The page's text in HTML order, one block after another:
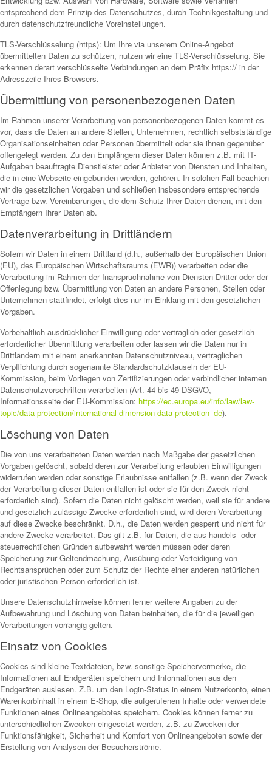
entsprechend dem Prinzip des Datenschutzes, durch Technikgestaltung und
durch datenschutzfreundliche Voreinstellungen.
TLS-Verschlüsselung (https): Um Ihre via unserem Online-Angebot
übermittelten Daten zu schützen, nutzen wir eine TLS-Verschlüsselung. Sie
erkennen derart verschlüsselte Verbindungen an dem Präfix https:// in der
Adresszeile Ihres Browsers.
Übermittlung von personenbezogenen Daten
Im Rahmen unserer Verarbeitung von personenbezogenen Daten kommt es
vor, dass die Daten an andere Stellen, Unternehmen, rechtlich selbstständige
Organisationseinheiten oder Personen übermittelt oder sie ihnen gegenüber
offengelegt werden. Zu den Empfängern dieser Daten können z.B. mit IT-
Aufgaben beauftragte Dienstleister oder Anbieter von Diensten und Inhalten,
die in eine Webseite eingebunden werden, gehören. In solchen Fall beachten
wir die gesetzlichen Vorgaben und schließen insbesondere entsprechende
Verträge bzw. Vereinbarungen, die dem Schutz Ihrer Daten dienen, mit den
Empfängern Ihrer Daten ab.
Datenverarbeitung in Drittländern
Sofern wir Daten in einem Drittland (d.h., außerhalb der Europäischen Union
(EU), des Europäischen Wirtschaftsraums (EWR)) verarbeiten oder die
Verarbeitung im Rahmen der Inanspruchnahme von Diensten Dritter oder der
Offenlegung bzw. Übermittlung von Daten an andere Personen, Stellen oder
Unternehmen stattfindet, erfolgt dies nur im Einklang mit den gesetzlichen
Vorgaben.
Vorbehaltlich ausdrücklicher Einwilligung oder vertraglich oder gesetzlich
erforderlicher Übermittlung verarbeiten oder lassen wir die Daten nur in
Drittländern mit einem anerkannten Datenschutzniveau, vertraglichen
Verpflichtung durch sogenannte Standardschutzklauseln der EU-
Kommission, beim Vorliegen von Zertifizierungen oder verbindlicher internen
Datenschutzvorschriften verarbeiten (Art. 44 bis 49 DSGVO,
Informationsseite der EU-Kommission: https://ec.europa.eu/info/law/law-
topic/data-protection/international-dimension-data-protection_de).
Löschung von Daten
Die von uns verarbeiteten Daten werden nach Maßgabe der gesetzlichen
Vorgaben gelöscht, sobald deren zur Verarbeitung erlaubten Einwilligungen
widerrufen werden oder sonstige Erlaubnisse entfallen (z.B. wenn der Zweck
der Verarbeitung dieser Daten entfallen ist oder sie für den Zweck nicht
erforderlich sind). Sofern die Daten nicht gelöscht werden, weil sie für andere
und gesetzlich zulässige Zwecke erforderlich sind, wird deren Verarbeitung
auf diese Zwecke beschränkt. D.h., die Daten werden gesperrt und nicht für
andere Zwecke verarbeitet. Das gilt z.B. für Daten, die aus handels- oder
steuerrechtlichen Gründen aufbewahrt werden müssen oder deren
Speicherung zur Geltendmachung, Ausübung oder Verteidigung von
Rechtsansprüchen oder zum Schutz der Rechte einer anderen natürlichen
oder juristischen Person erforderlich ist.
Unsere Datenschutzhinweise können ferner weitere Angaben zu der
Aufbewahrung und Löschung von Daten beinhalten, die für die jeweiligen
Verarbeitungen vorrangig gelten.
Einsatz von Cookies
Cookies sind kleine Textdateien, bzw. sonstige Speichervermerke, die
Informationen auf Endgeräten speichern und Informationen aus den
Endgeräten auslesen. Z.B. um den Login-Status in einem Nutzerkonto, einen
Warenkorbinhalt in einem E-Shop, die aufgerufenen Inhalte oder verwendete
Funktionen eines Onlineangebotes speichern. Cookies können ferner zu
unterschiedlichen Zwecken eingesetzt werden, z.B. zu Zwecken der
Funktionsfähigkeit, Sicherheit und Komfort von Onlineangeboten sowie der
Erstellung von Analysen der Besucherströme.